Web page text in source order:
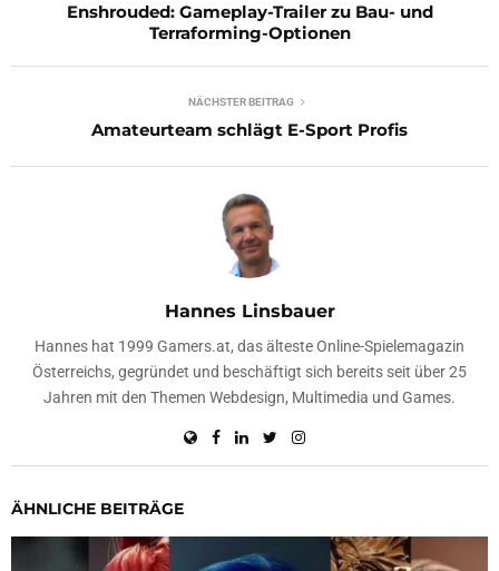
Enshrouded: Gameplay-Trailer zu Bau- und
Terraforming-Optionen
NÄCHSTER BEITRAG
Amateurteam schlägt E-Sport Profis
Hannes Linsbauer
Hannes hat 1999 Gamers.at, das älteste Online-Spielemagazin
Österreichs, gegründet und beschäftigt sich bereits seit über 25
Jahren mit den Themen Webdesign, Multimedia und Games.
ÄHNLICHE BEITRÄGE